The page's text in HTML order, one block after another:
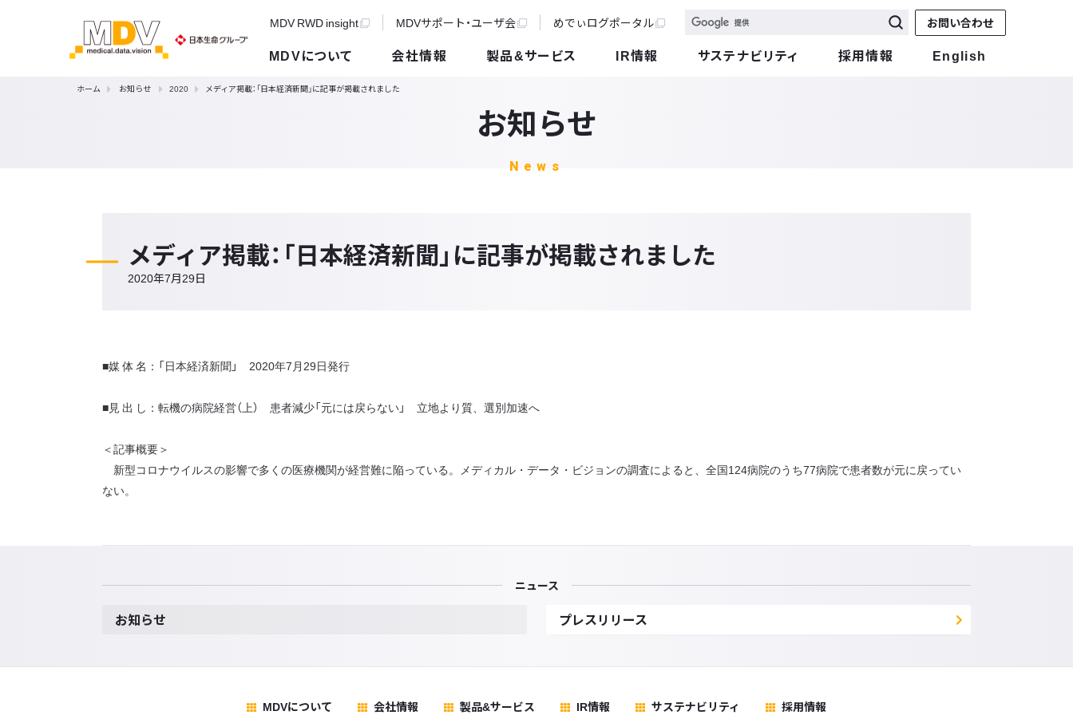
MDV RWD insight MDVサポート・ユーザ会 めでぃログポータル お問い合わせ
MDVについて 会社情報 製品&サービス IR情報 サステナビリティ 採用情報 English
ホーム お知らせ 2020 メディア掲載：「日本経済新聞」に記事が掲載されました
お知らせ
News
メディア掲載：「日本経済新聞」に記事が掲載されました
2020年7月29日
■媒 体 名：「日本経済新聞」 2020年7月29日発行
■見 出 し：転機の病院経営（上） 患者減少「元には戻らない」 立地より質、選別加速へ
＜記事概要＞
新型コロナウイルスの影響で多くの医療機関が経営難に陥っている。メディカル・データ・ビジョンの調査によると、全国124病院のうち77病院で患者数が元に戻ってい
ない。
ニュース
お知らせ プレスリリース
MDVについて 会社情報 製品&サービス IR情報 サステナビリティ 採用情報